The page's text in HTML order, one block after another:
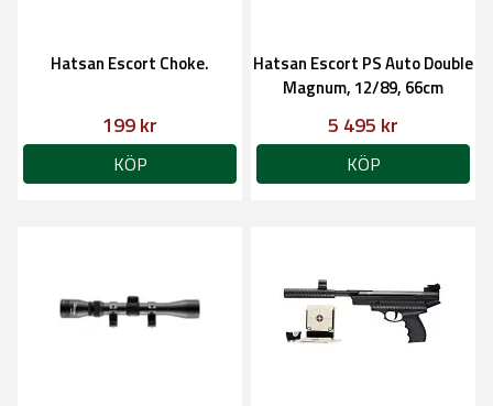
Hatsan Escort Choke.
199 kr
KÖP
Hatsan Escort PS Auto Double
Magnum, 12/89, 66cm
5 495 kr
KÖP